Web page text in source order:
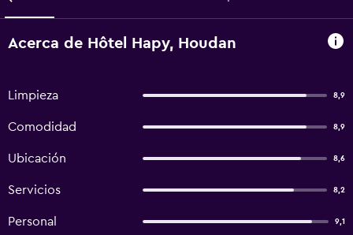
Acerca de Hôtel Hapy, Houdan
Limpieza 8,9
Comodidad 8,9
Ubicación 8,6
Servicios 8,2
Personal 9,1